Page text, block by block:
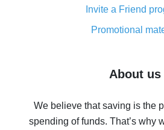
8% cash back on AliExpress -
real thing
Five ways to get the most cash
back
10% cash back on AliExpress
Invite a Friend
Promotional
About us
We believe that saving is the
spending of funds. That’s why